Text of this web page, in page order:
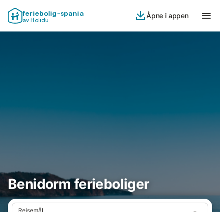
feriebolig-spania
av Holidu
Åpne i appen
Benidorm ferieboliger
Reisemål